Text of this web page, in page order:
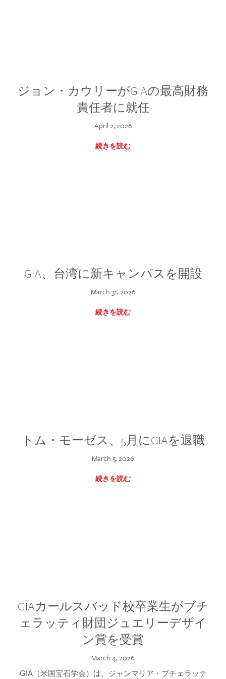
ジョン・カウリーがGIAの最高財務
責任者に就任
April 2, 2026
続きを読む
GIA、台湾に新キャンパスを開設
March 31, 2026
続きを読む
トム・モーゼス、5月にGIAを退職
March 5, 2026
続きを読む
GIAカールスバッド校卒業生がブチ
ェラッティ財団ジュエリーデザイ
ン賞を受賞
March 4, 2026
GIA（米国宝石学会）は、ジャンマリア・ブチェラッテ